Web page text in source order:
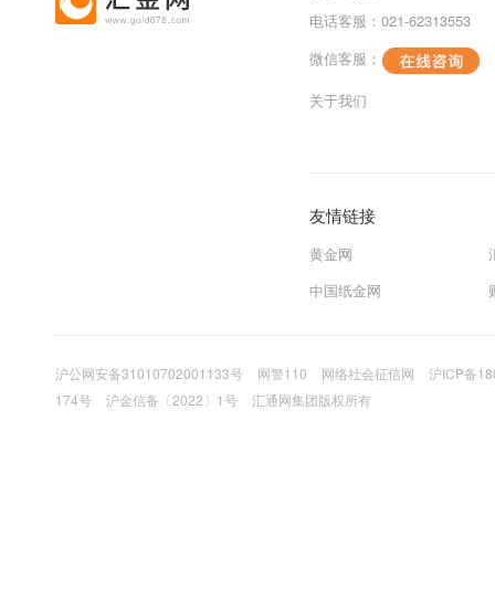
电话客服：021-62313553
微信客服：
关于我们
友情链接
黄金网
中国纸金网
沪公网安备31010702001133号 网警110 网络社会征信网
沪ICP备
174号
沪金信备〔2022〕1号 汇通网集团版权所有